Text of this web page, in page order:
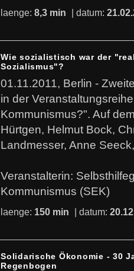
laenge: 8,3 min | datum:
Wie sozialistisch war der
Sozialismus"?
01.11.2011, Berlin -
in der
Kommunismus?". Auf
Hürtgen, Helmut Bock,
Landmesser, Anne
Veranstalterin:
Kommunismus (SEK)
laenge: 150 min | datum:
Solidarische Ökonomie - 30
Regenbogen